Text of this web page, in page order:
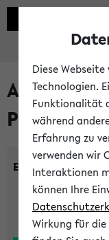
Alle noch
Prüfungen
Einrichtung:
Diese
Technologien.
Funktionalität
während
Erfahrung zu
verwenden wir
Interaktionen
können Ihre
Wirkung für